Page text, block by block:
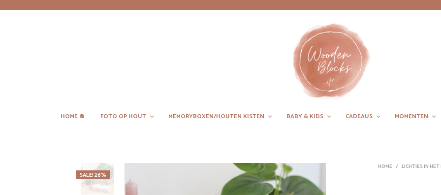
HOME ⋒ FOTO OP HOUT MEMORYBOXEN/HOUTEN KISTEN BABY & KIDS CADEAUS MOMENTEN
SALE! 26%
HOME / LICHTJES IN